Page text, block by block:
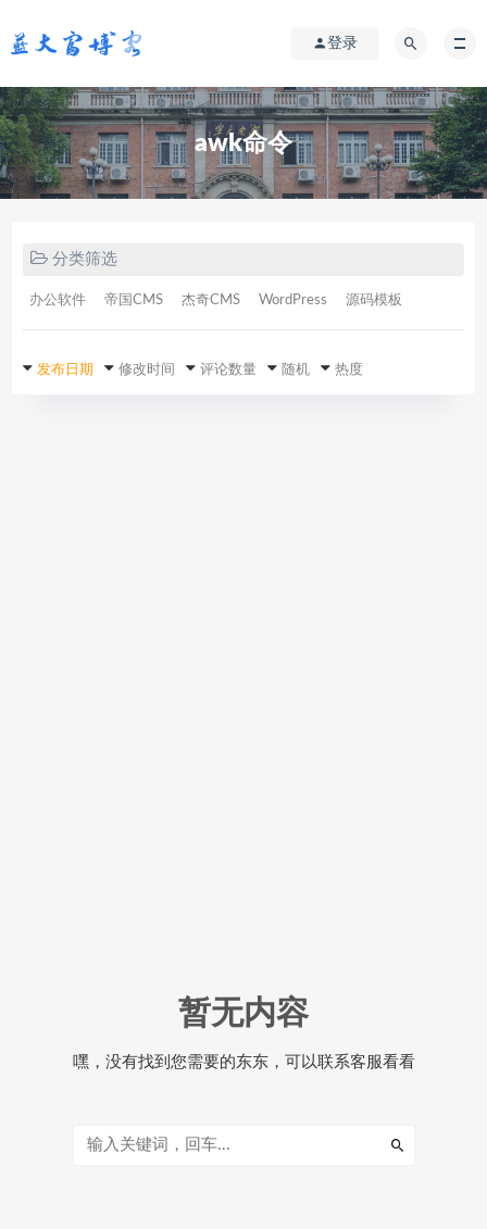
登录
awk命令
分类筛选
办公软件 帝国CMS 杰奇CMS WordPress 源码模板
发布日期 修改时间 评论数量 随机 热度
暂无内容
嘿，没有找到您需要的东东，可以联系客服看看